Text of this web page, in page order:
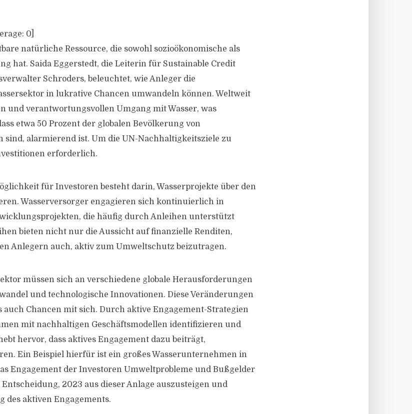
0
natürliche Ressource, die sowohl sozioökonomische als
hat. Saida Eggerstedt, die Leiterin für Sustainable Credit
Schroders, beleuchtet, wie Anleger die
in lukrative Chancen umwandeln können. Weltweit
und verantwortungsvollen Umgang mit Wasser, was
etwa 50 Prozent der globalen Bevölkerung von
sind, alarmierend ist. Um die UN-Nachhaltigkeitsziele zu
erforderlich.
für Investoren besteht darin, Wasserprojekte über den
Wasserversorger engagieren sich kontinuierlich in
die häufig durch Anleihen unterstützt
bieten nicht nur die Aussicht auf finanzielle Renditen,
Anlegern auch, aktiv zum Umweltschutz beizutragen.
müssen sich an verschiedene globale Herausforderungen
und technologische Innovationen. Diese Veränderungen
auch Chancen mit sich. Durch aktive Engagement-Strategien
mit nachhaltigen Geschäftsmodellen identifizieren und
hervor, dass aktives Engagement dazu beiträgt,
Ein Beispiel hierfür ist ein großes Wasserunternehmen in
Engagement der Investoren Umweltprobleme und Bußgelder
2023 aus dieser Anlage auszusteigen und
des aktiven Engagements.